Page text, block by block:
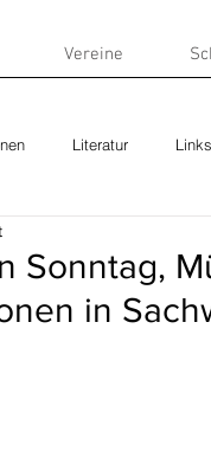
Vereine
Literatur Links
Sonntag,
in